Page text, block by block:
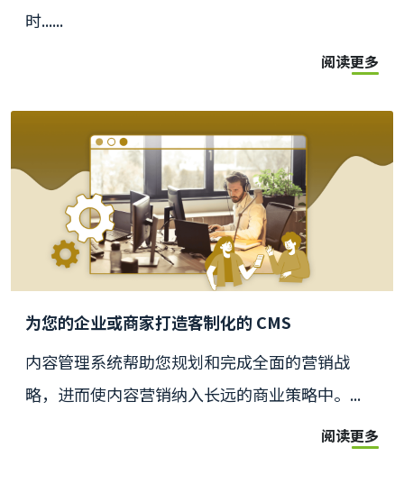
时......
阅读更多
为您的企业或商家打造客制化的 CMS
内容管理系统帮助您规划和完成全面的营销战
略，进而使内容营销纳入长远的商业策略中。...
阅读更多